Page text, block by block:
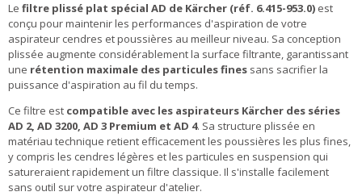
Le filtre plissé plat spécial AD de Kärcher (réf. 6.415-953.0) est
conçu pour maintenir les performances d'aspiration de votre
aspirateur cendres et poussières au meilleur niveau. Sa conception
plissée augmente considérablement la surface filtrante, garantissant
une rétention maximale des particules fines sans sacrifier la
puissance d'aspiration au fil du temps.
Ce filtre est compatible avec les aspirateurs Kärcher des séries
AD 2, AD 3200, AD 3 Premium et AD 4. Sa structure plissée en
matériau technique retient efficacement les poussières les plus fines,
y compris les cendres légères et les particules en suspension qui
satureraient rapidement un filtre classique. Il s'installe facilement
sans outil sur votre aspirateur d'atelier.